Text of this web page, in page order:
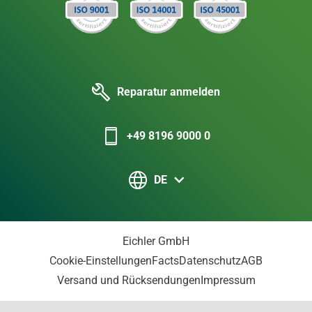
Reparatur anmelden
+49 8196 9000 0
DE
Eichler GmbH
Cookie-EinstellungenFactsDatenschutzAGB
Versand und RücksendungenImpressum